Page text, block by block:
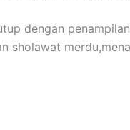
dengan
sholawat